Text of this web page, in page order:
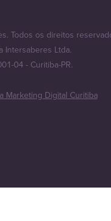
Todos os direitos
Intersaberes Ltda.
04 - Curitiba-PR.
Marketing Digital Curitiba